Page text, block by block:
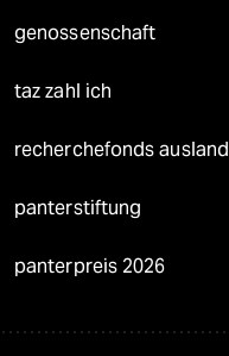
genossenschaft
taz zahl ich
recherchefonds ausland
panterstiftung
panterpreis 2026